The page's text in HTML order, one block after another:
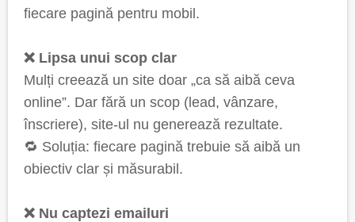
fiecare pagină pentru mobil.
❌ Lipsa unui scop clar
Mulți creează un site doar „ca să aibă ceva
online”. Dar fără un scop (lead, vânzare,
înscriere), site-ul nu generează rezultate.
🔁 Soluția: fiecare pagină trebuie să aibă un
obiectiv clar și măsurabil.
❌ Nu captezi emailuri